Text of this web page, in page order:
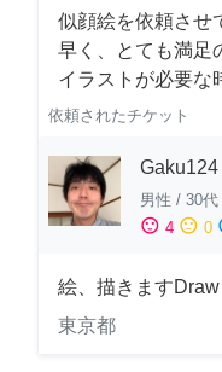
似顔絵を依頼させ
早く、とても満足
イラストが必要な
依頼されたチケット
Gaku124
男性 / 30代
sentiment_satisfied 4 sentiment_neutral 0
絵、描きます
東京都